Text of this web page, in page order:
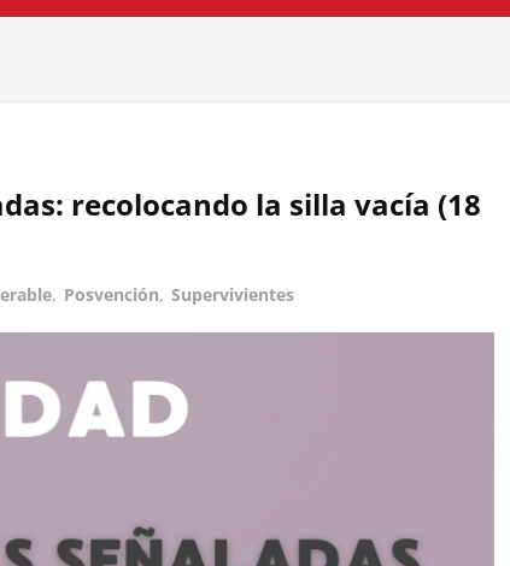
recolocando la silla vacía (18
, Posvención, Supervivientes